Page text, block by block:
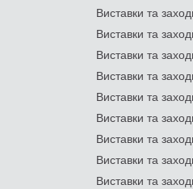
Виставки та
Виставки та
Виставки та
Виставки та
Виставки та
Виставки та
Виставки та
Виставки та
Виставки та